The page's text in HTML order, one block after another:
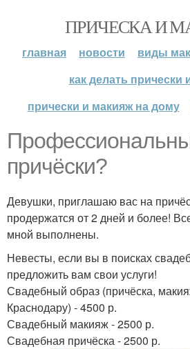
ПРИЧЕСКА И
главная новости
виды
как делать прически
прически и макияж на дому
причёски?
Девушки, приглашаю вас на
продержатся от 2 дней и более!
мной выполнены.
Невесты, если вы в поисках
предложить вам свои услуги!
Свадебный образ (причёска,
Краснодару) - 4500 р.
Свадебный макияж - 2500 р.
Свадебная причёска - 2500 р.